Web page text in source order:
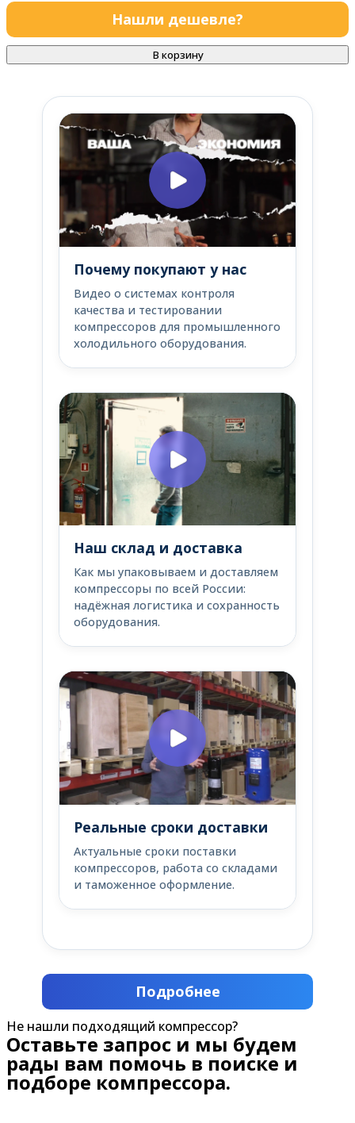
Нашли дешевле?
В корзину
Почему покупают у нас
Видео о системах контроля
качества и тестировании
компрессоров для промышленного
холодильного оборудования.
Наш склад и доставка
Как мы упаковываем и доставляем
компрессоры по всей России:
надёжная логистика и сохранность
оборудования.
Реальные сроки доставки
Актуальные сроки поставки
компрессоров, работа со складами
и таможенное оформление.
Подробнее
Не нашли подходящий компрессор?
Оставьте запрос и мы будем
рады вам помочь в поиске и
подборе компрессора.